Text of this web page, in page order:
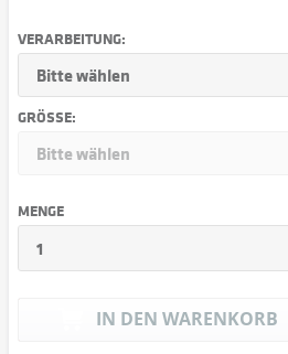
VERARBEITUNG:
GRÖSSE:
MENGE
IN DEN WARENKORB